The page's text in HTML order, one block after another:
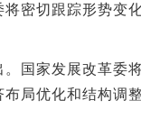
切跟踪形势变
家发展改革委
局优化和结构调